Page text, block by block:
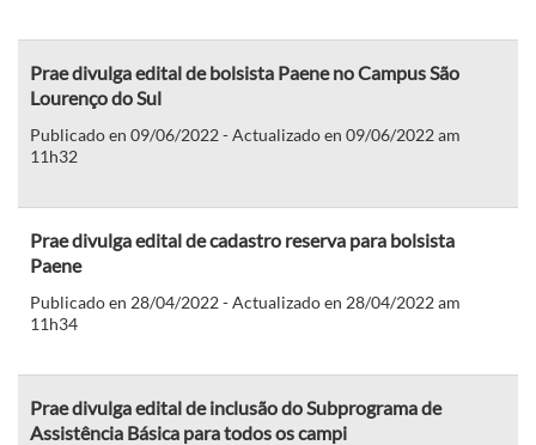
Prae divulga edital de bolsista Paene no Campus São
Lourenço do Sul
Publicado en 09/06/2022 - Actualizado en 09/06/2022 am
11h32
Prae divulga edital de cadastro reserva para bolsista
Paene
Publicado en 28/04/2022 - Actualizado en 28/04/2022 am
11h34
Prae divulga edital de inclusão do Subprograma de
Assistência Básica para todos os campi